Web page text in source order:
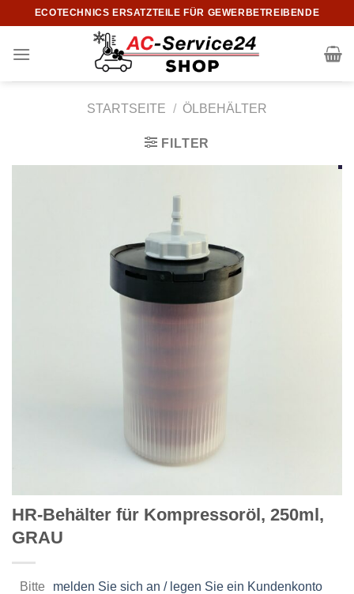
Inhalt
springen
ECOTECHNICS ERSATZTEILE FÜR GEWERBETREIBENDE
STARTSEITE / ÖLBEHÄLTER
FILTER
HR-Behälter für Kompressoröl, 250ml,
GRAU
Bitte
melden Sie sich an / legen Sie ein Kundenkonto